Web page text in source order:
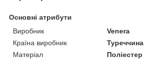
Основні атрибути
Виробник
Venera
Країна виробник
Туреччина
Матеріал
Поліестер